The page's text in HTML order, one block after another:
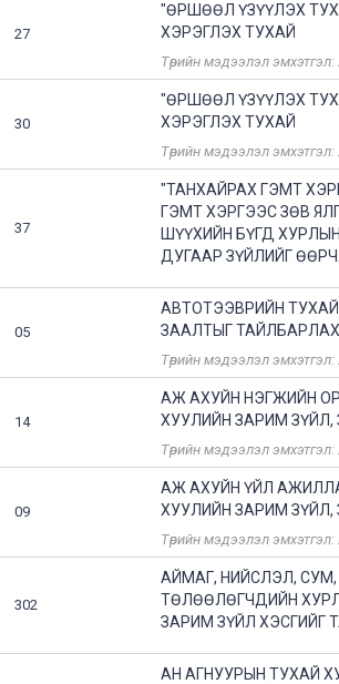
27
"ӨРШӨӨЛ ҮЗҮҮЛЭХ
ХЭРЭГЛЭХ ТУХАЙ
Төрийн мэдээлэл
30
"ӨРШӨӨЛ ҮЗҮҮЛЭХ
ХЭРЭГЛЭХ ТУХАЙ
Төрийн мэдээлэл
37
"ТАНХАЙРАХ ГЭМТ
ГЭМТ ХЭРГЭЭС ЗӨВ
ШҮҮХИЙН БҮГД
ДУГААР ЗҮЙЛИЙГ
05
АВТОТЭЭВРИЙН
ЗААЛТЫГ
Төрийн мэдээлэл
14
АЖ АХУЙН НЭГЖИЙН
ХУУЛИЙН ЗАРИМ
Төрийн мэдээлэл
09
АЖ АХУЙН ҮЙЛ
ХУУЛИЙН ЗАРИМ
Төрийн мэдээлэл
302
АЙМАГ, НИЙСЛЭЛ,
ТӨЛӨӨЛӨГЧДИЙН
ЗАРИМ ЗҮЙЛ ХЭСГИЙГ
АН АГНУУРЫН ТУХАЙ